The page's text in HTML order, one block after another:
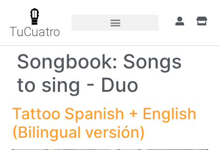
TuCuatro
Songbook: Songs
to sing - Duo
Tattoo Spanish + English
(Bilingual versión)